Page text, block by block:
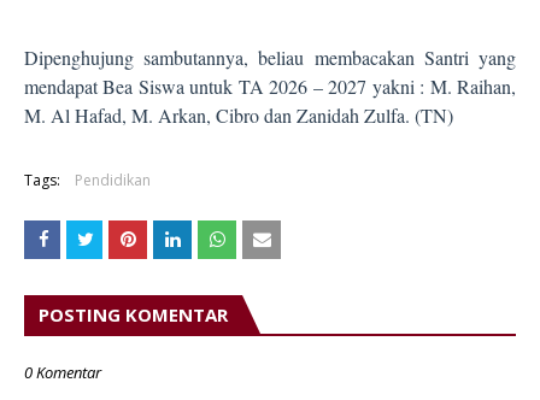
Dipenghujung sambutannya, beliau membacakan Santri yang
mendapat Bea Siswa untuk TA 2026 – 2027 yakni : M. Raihan,
M. Al Hafad, M. Arkan, Cibro dan Zanidah Zulfa. (TN)
Tags: Pendidikan
POSTING KOMENTAR
0 Komentar